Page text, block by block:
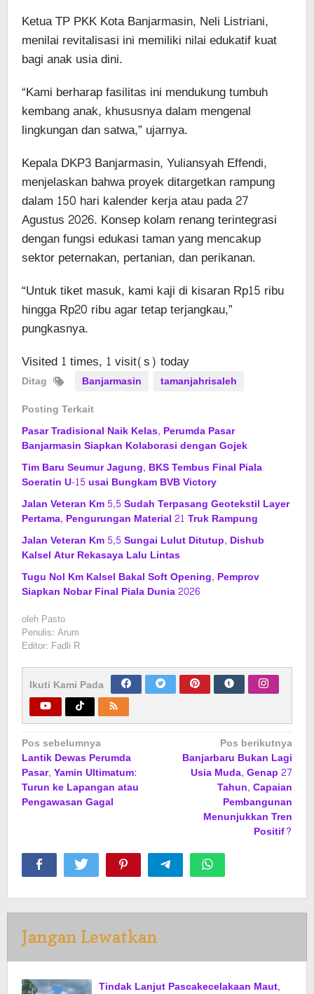
Ketua TP PKK Kota Banjarmasin, Neli Listriani,
menilai revitalisasi ini memiliki nilai edukatif kuat
bagi anak usia dini.
“Kami berharap fasilitas ini mendukung tumbuh
kembang anak, khususnya dalam mengenal
lingkungan dan satwa,” ujarnya.
Kepala DKP3 Banjarmasin, Yuliansyah Effendi,
menjelaskan bahwa proyek ditargetkan rampung
dalam 150 hari kalender kerja atau pada 27
Agustus 2026. Konsep kolam renang terintegrasi
dengan fungsi edukasi taman yang mencakup
sektor peternakan, pertanian, dan perikanan.
“Untuk tiket masuk, kami kaji di kisaran Rp15 ribu
hingga Rp20 ribu agar tetap terjangkau,”
pungkasnya.
Visited 1 times, 1 visit(s) today
Ditag Banjarmasin
tamanjahrisaleh
Posting Terkait
Pasar Tradisional Naik Kelas, Perumda Pasar
Banjarmasin Siapkan Kolaborasi dengan Gojek
Tim Baru Seumur Jagung, BKS Tembus Final Piala
Soeratin U-15 usai Bungkam BVB Victory
Jalan Veteran Km 5,5 Sudah Terpasang Geotekstil Layer
Pertama, Pengurungan Material 21 Truk Rampung
Jalan Veteran Km 5,5 Sungai Lulut Ditutup, Dishub
Kalsel Atur Rekasaya Lalu Lintas
Tugu Nol Km Kalsel Bakal Soft Opening, Pemprov
Siapkan Nobar Final Piala Dunia 2026
oleh Pasto
Penulis: Arum
Editor: Fadli R
Ikuti Kami Pada
Navigasi
pos
Pos sebelumnya
Lantik Dewas Perumda
Pasar, Yamin Ultimatum:
Turun ke Lapangan atau
Pengawasan Gagal
Pos berikutnya
Banjarbaru Bukan Lagi
Usia Muda, Genap 27
Tahun, Capaian
Pembangunan
Menunjukkan Tren
Positif?
Jangan Lewatkan
Tindak Lanjut Pascakecelakaan Maut,